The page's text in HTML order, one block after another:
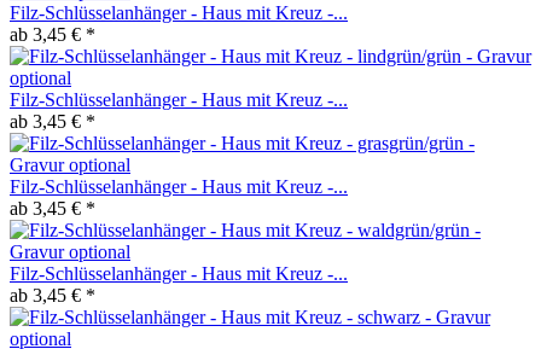
Filz-Schlüsselanhänger - Haus mit Kreuz -...
ab 3,45 € *
Filz-Schlüsselanhänger - Haus mit Kreuz -...
ab 3,45 € *
Filz-Schlüsselanhänger - Haus mit Kreuz -...
ab 3,45 € *
Filz-Schlüsselanhänger - Haus mit Kreuz -...
ab 3,45 € *